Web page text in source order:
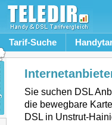
Tarif-Suche
Sie suchen DSL
die bewegbare
DSL in Unstrut-